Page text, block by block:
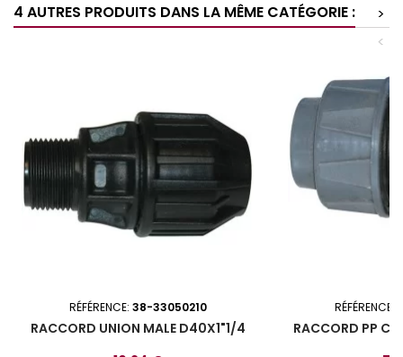
4 AUTRES PRODUITS DANS LA MÊME CATÉGORIE :
>
<
RÉFÉRENCE: 38-33050210
RACCORD UNION MALE D40X1"1/4
RÉFÉRENCE:
RACCORD PP